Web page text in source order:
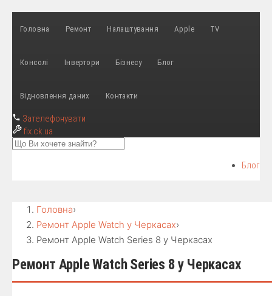
Головна Ремонт Налаштування Apple TV
Консолі Інвертори Бізнесу Блог
Відновлення даних Контакти
Зателефонувати
fix.ck.ua
Блог
Головна›
Ремонт Apple Watch у Черкасах›
Ремонт Apple Watch Series 8 у Черкасах
Ремонт Apple Watch Series 8 у Черкасах